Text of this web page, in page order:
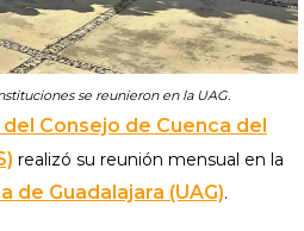
se reunieron en la UAG.
Consejo de Cuenca del
realizó su reunión mensual en la
de Guadalajara (UAG).